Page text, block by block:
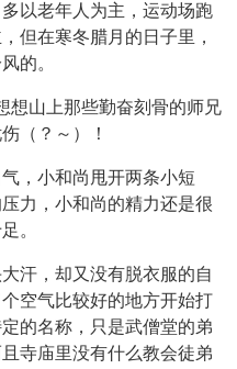
以老年人为主，运动场跑
但在寒冬腊月的日子里，
的。
想山上那些勤奋刻骨的师兄
（？～）！
，小和尚甩开两条小短
力，小和尚的精力还是很
。
汗，却又没有脱衣服的自
空气比较好的地方开始打
的名称，只是武僧堂的弟
寺庙里没有什么教会徒弟